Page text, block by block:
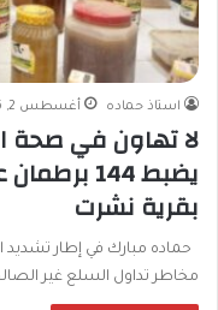
استاذ حماده أغسطس 2, 2026
لا تهاون في صحة
يضبط 144
بقرية نشرت
حماده مبارك في إطار تشديد
مخاطر تداول السلع غير